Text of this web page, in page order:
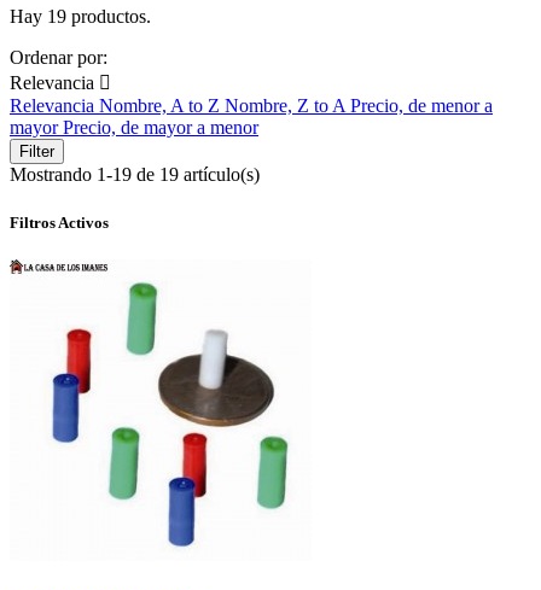
Hay 19 productos.
Ordenar por:
Relevancia 
Relevancia Nombre, A to Z Nombre, Z to APrecio, de menor a
mayorPrecio, de mayor a menor
Filter
Mostrando 1-19 de 19 artículo(s)
Filtros Activos